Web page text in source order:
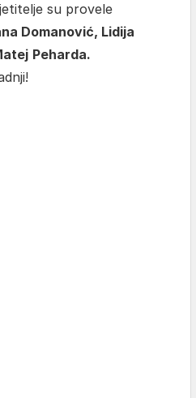
su provele
Domanović, Lidija
Peharda.